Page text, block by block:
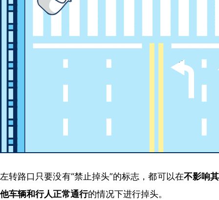
左转路口只要没有“禁止掉头”的标志，都可以在不影响其
他车辆和行人正常通行的情况下进行掉头。